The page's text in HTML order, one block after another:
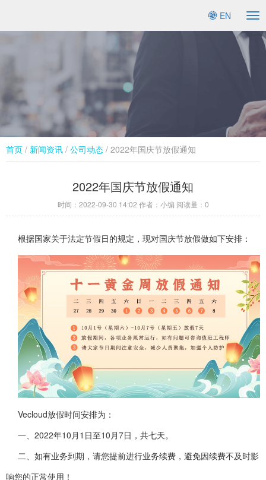
EN
首页 / 新闻资讯 / 公司动态​ / 2022年国庆节放假通知
2022年国庆节放假通知
时间： 2022-09-30 14:02 作者：小编 阅读量： 0
根据国家关于法定节假日的规定，现对国庆节放假做如下安排：
Vecloud放假时间安排为：
一、2022年10月1日至10月7日，共七天。
二、如有业务到期，请您提前进行业务续费，避免因续费不及时影
响您的正常使用！